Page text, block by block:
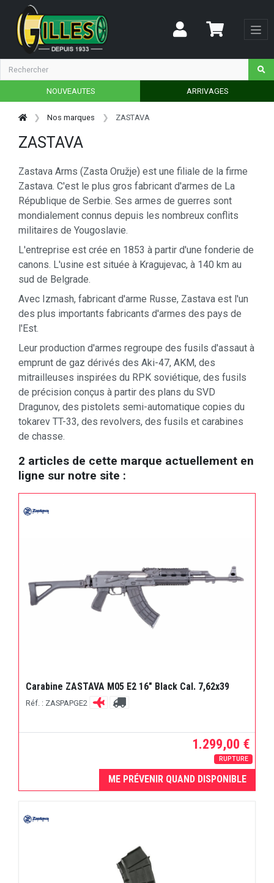
NOUVEAUTES ARRIVAGES
Nos marques ZASTAVA
ZASTAVA
Zastava Arms (Zasta Oružje) est une filiale de la firme
Zastava. C'est le plus gros fabricant d'armes de La
République de Serbie. Ses armes de guerres sont
mondialement connus depuis les nombreux conflits
militaires de Yougoslavie.
L'entreprise est crée en 1853 à partir d'une fonderie de
canons. L'usine est située à Kragujevac, à 140 km au
sud de Belgrade.
Avec Izmash, fabricant d'arme Russe, Zastava est l'un
des plus importants fabricants d'armes des pays de
l'Est.
Leur production d'armes regroupe des fusils d'assaut à
emprunt de gaz dérivés des Aki-47, AKM, des
mitrailleuses inspirées du RPK soviétique, des fusils
de précision conçus à partir des plans du SVD
Dragunov, des pistolets semi-automatique copies du
tokarev TT-33, des revolvers, des fusils et carabines
de chasse.
2 articles de cette marque actuellement en
ligne sur notre site :
Carabine ZASTAVA M05 E2 16" Black Cal. 7,62x39
Réf. : ZASPAPGE2
1.299,00 €
RUPTURE
ME PRÉVENIR QUAND DISPONIBLE